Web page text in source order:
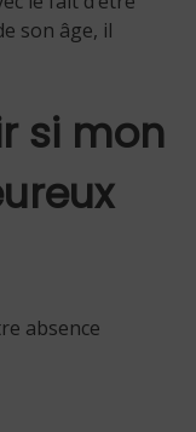
son âge, il
si mon
absence